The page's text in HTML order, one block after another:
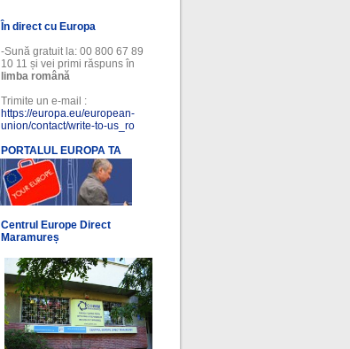
În direct cu Europa
-Sună gratuit la: 00 800 67 89
10 11 și vei primi răspuns în
limba română
Trimite un e-mail :
https://europa.eu/european-
union/contact/write-to-us_ro
PORTALUL EUROPA TA
Centrul Europe Direct
Maramureș